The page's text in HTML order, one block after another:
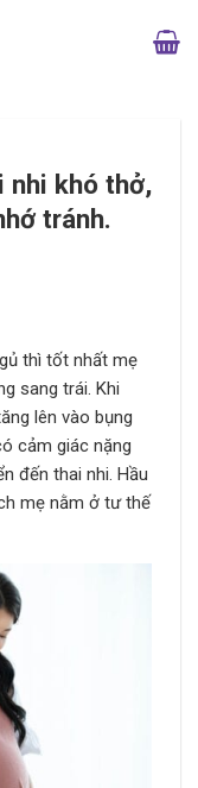
nhi khó thở,
tránh.
thì tốt nhất mẹ
sang trái. Khi
lên vào bụng
cảm giác nặng
đến thai nhi. Hầu
mẹ nằm ở tư thế